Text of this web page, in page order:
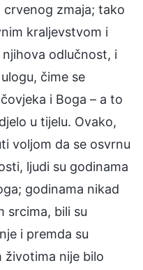
zmaja; tako
kraljevstvom i
odlučnost, i
čime se
i Boga – a to
u tijelu. Ovako,
voljom da se osvrnu
ljudi su godinama
godinama nikad
srcima, bili su
i premda su
životima nije bilo